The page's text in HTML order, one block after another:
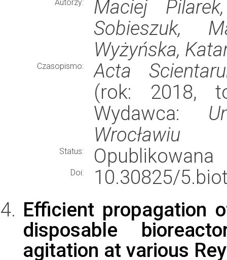
Autorzy:
Maciej
Sobieszuk,
Wyżyńska,
Czasopismo:
Acta
(rok: 2018,
Wydawca:
Wrocławiu
Status: Opublikowana
Doi:
10.30825/
Efficient propagation
disposable
agitation at various